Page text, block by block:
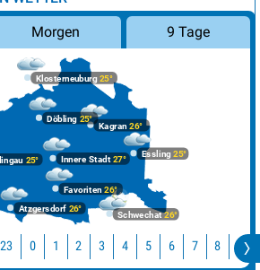
Morgen 9 Tage
Klosterneuburg 25°
Essling 25°
Kagran 26°
25°
Schwechat26°
Döbling25°
Atzgersdorf26°
Innere Stadt27°
Favoriten 26°
23 0 1 2 3 4 5 6 7 8